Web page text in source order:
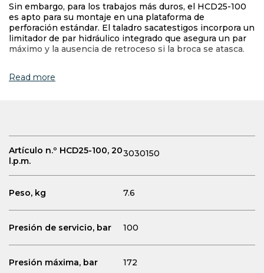
Sin embargo, para los trabajos más duros, el HCD25-100
es apto para su montaje en una plataforma de
perforación estándar. El taladro sacatestigos incorpora un
limitador de par hidráulico integrado que asegura un par
máximo y la ausencia de retroceso si la broca se atasca.
Read more
Artículo n.º HCD25-100, 20
l.p.m.
3030150
Peso, kg 7.6
Presión de servicio, bar 100
Presión máxima, bar 172